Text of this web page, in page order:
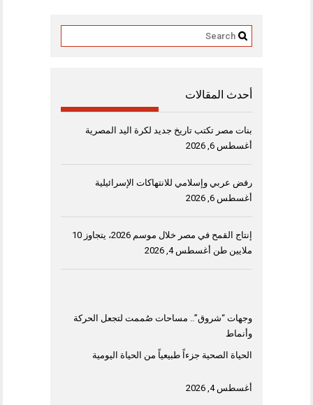
أحدث المقالات
بنات مصر تكتب تاريخ جديد لكرة اليد المصرية
أغسطس 6, 2026
رفض عربي وإسلامي للانتهاكات الإسرائيلية
أغسطس 6, 2026
إنتاج القمح في مصر خلال موسم 2026، يتجاوز 10
ملايين طن أغسطس 4, 2026
وجهات “شروق”.. مساحات صُممت لتجعل الحركة
وأنماط
الحياة الصحية جزءاً طبيعياً من الحياة اليومية
أغسطس 4, 2026